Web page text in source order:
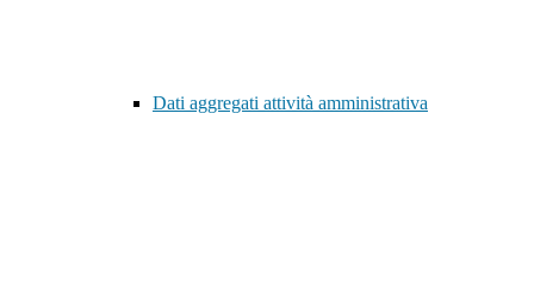
Dati aggregati attività amministrativa